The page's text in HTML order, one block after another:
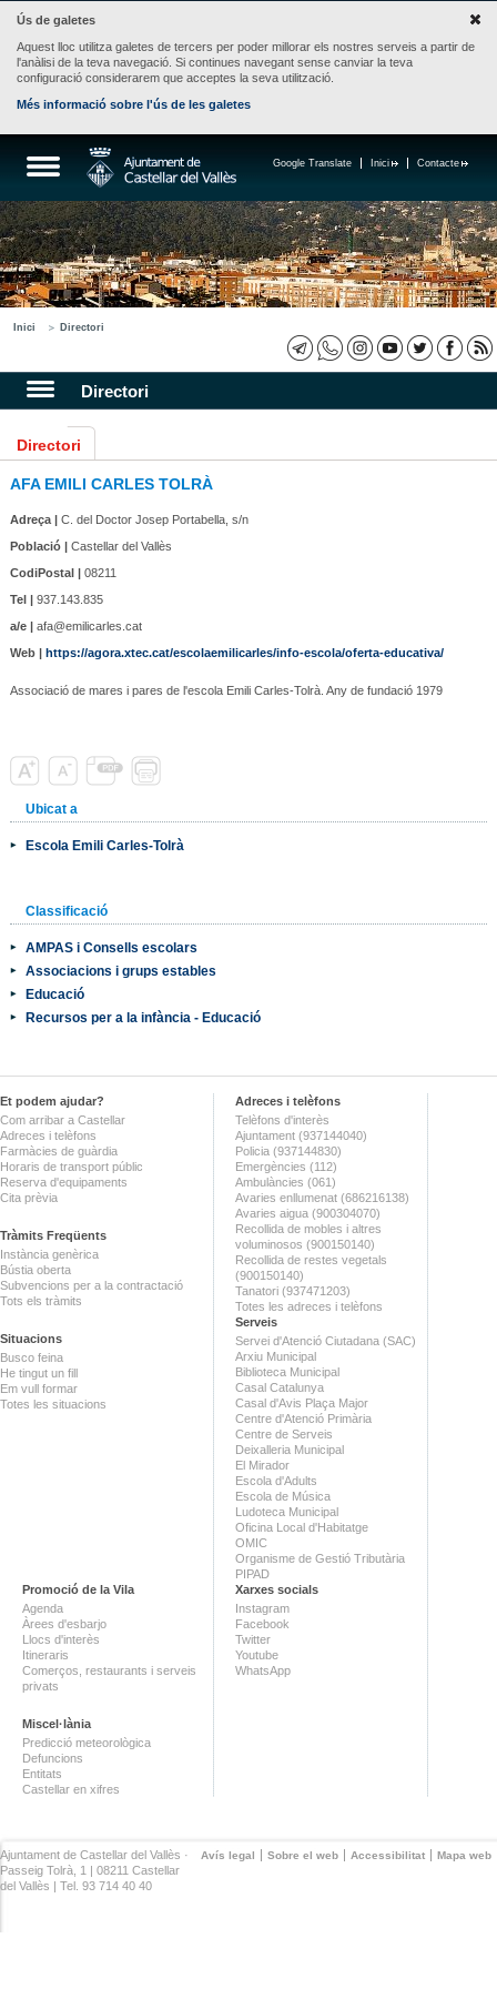
Ús de galetes
Aquest lloc utilitza galetes de tercers per poder millorar els nostres serveis a partir de
l'anàlisi de la teva navegació. Si continues navegant sense canviar la teva
configuració considerarem que acceptes la seva utilització.
Més informació sobre l'ús de les galetes
Contacte
Inici
Google Translate
Inici Directori
Directori
Directori
AFA EMILI CARLES TOLRÀ
Adreça |C. del Doctor Josep Portabella, s/n
Població |Castellar del Vallès
CodiPostal |08211
Tel |937.143.835
a/e |afa@emilicarles.cat
Web | https://agora.xtec.cat/escolaemilicarles/info-escola/oferta-educativa/
Associació de mares i pares de l'escola Emili Carles-Tolrà. Any de fundació 1979
Ubicat a
Escola Emili Carles-Tolrà
Classificació
AMPAS i Consells escolars
Associacions i grups estables
Educació
Recursos per a la infància - Educació
Et podem ajudar?
Com arribar a Castellar
Adreces i telèfons
Farmàcies de guàrdia
Horaris de transport públic
Reserva d'equipaments
Cita prèvia
Tràmits Freqüents
Instància genèrica
Bústia oberta
Subvencions per a la contractació
Tots els tràmits
Situacions
Busco feina
He tingut un fill
Em vull formar
Totes les situacions
Adreces i telèfons
Telèfons d'interès
Ajuntament (937144040)
Policia (937144830)
Emergències (112)
Ambulàncies (061)
Avaries enllumenat (686216138)
Avaries aigua (900304070)
Recollida de mobles i altres
voluminosos (900150140)
Recollida de restes vegetals
(900150140)
Tanatori (937471203)
Totes les adreces i telèfons
Serveis
Servei d'Atenció Ciutadana (SAC)
Arxiu Municipal
Biblioteca Municipal
Casal Catalunya
Casal d'Avis Plaça Major
Centre d'Atenció Primària
Centre de Serveis
Deixalleria Municipal
El Mirador
Escola d'Adults
Escola de Música
Ludoteca Municipal
Oficina Local d'Habitatge
OMIC
Organisme de Gestió Tributària
PIPAD
Promoció de la Vila
Agenda
Àrees d'esbarjo
Llocs d'interès
Itineraris
Comerços, restaurants i serveis
privats
Miscel·lània
Predicció meteorològica
Defuncions
Entitats
Castellar en xifres
Xarxes socials
Instagram
Facebook
Twitter
Youtube
WhatsApp
Avís legal Sobre el web Accessibilitat Mapa web
Ajuntament de Castellar del Vallès ·
Passeig Tolrà, 1 | 08211 Castellar
del Vallès | Tel. 93 714 40 40